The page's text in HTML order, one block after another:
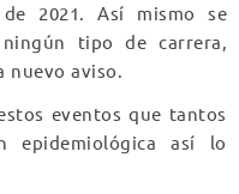
2021. Así mismo se
tipo de carrera,
nuevo aviso.
eventos que tantos
epidemiológica así lo